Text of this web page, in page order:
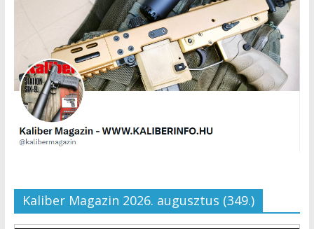
Kaliber Magazin 2026. augusztus (349.)